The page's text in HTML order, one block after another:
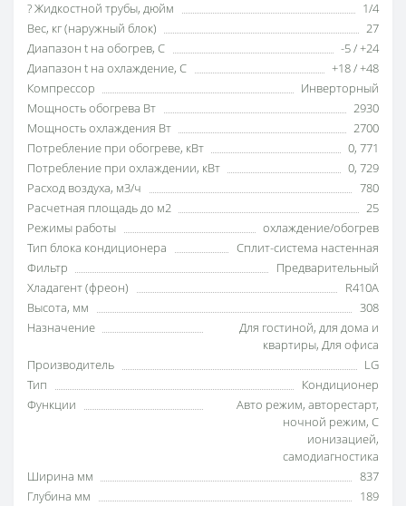
? Жидкостной трубы, дюйм
1/4
Вес, кг (наружный блок)
27
Диапазон t на обогрев, С
-5 / +24
Диапазон t на охлаждение, С
+18 / +48
Компрессор
Инверторный
Мощность обогрева Вт
2930
Мощность охлаждения Вт
2700
Потребление при обогреве, кВт
0, 771
Потребление при охлаждении, кВт
0, 729
Расход воздуха, м3/ч
780
Расчетная площадь до м2
25
Режимы работы
охлаждение/обогрев
Тип блока кондиционера
Сплит-система настенная
Фильтр
Предварительный
Хладагент (фреон)
R410A
Высота, мм
308
Назначение
Для гостиной, для дома и
квартиры, Для офиса
Производитель
LG
Тип
Кондиционер
Функции
Авто режим, авторестарт,
ночной режим, С
ионизацией,
самодиагностика
Ширина мм
837
Глубина мм
189